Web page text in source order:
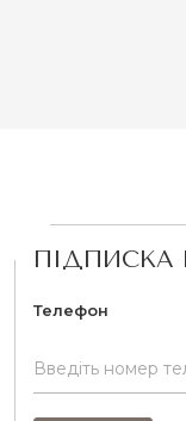
ПІДПИСКА
Телефон